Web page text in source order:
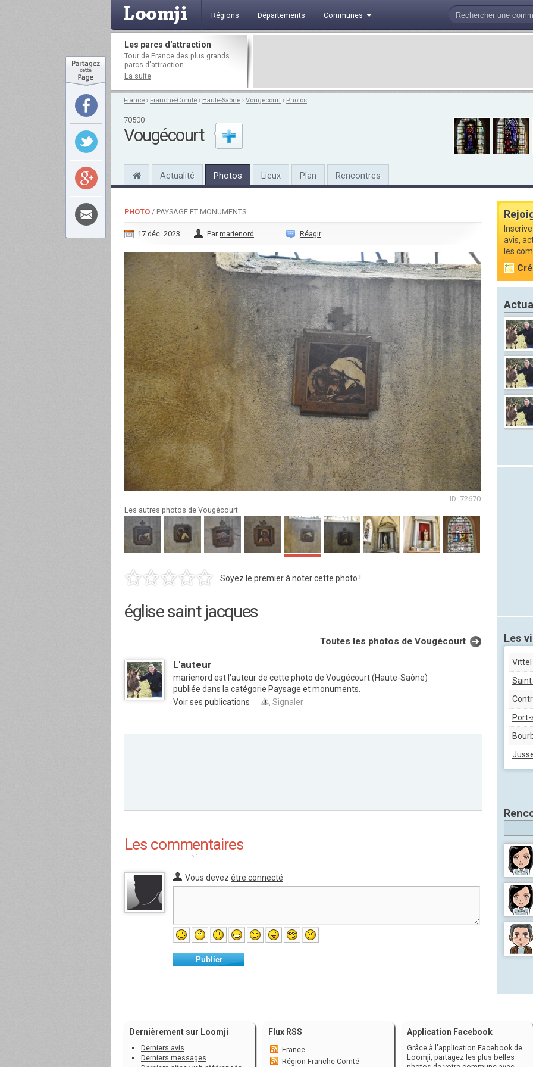
Régions Départements Communes
Les parcs d'attraction
Tour de France des plus grands
parcs d'attraction
La suite
France › Franche-Comté › Haute-Saône › Vougécourt › Photos
70500
Vougécourt
Actualité Photos Lieux Plan Rencontres
PHOTO / PAYSAGE ET MONUMENTS
17 déc. 2023 Par marienord Réagir
ID: 72670
Les autres photos de Vougécourt
Soyez le premier à noter cette photo !
église saint jacques
Toutes les photos de Vougécourt
L'auteur
marienord est l'auteur de cette photo de Vougécourt (Haute-Saône)
publiée dans la catégorie Paysage et monuments.
Voir ses publications
Signaler
Les commentaires
Vous devez être connecté
Publier
avis,
les
Les
Vittel
Dernièrement sur Loomji
Derniers avis
Derniers messages
Flux RSS
France
Région Franche-Comté
Application Facebook
Grâce à l'application Facebook de
Loomji, partagez les plus belles